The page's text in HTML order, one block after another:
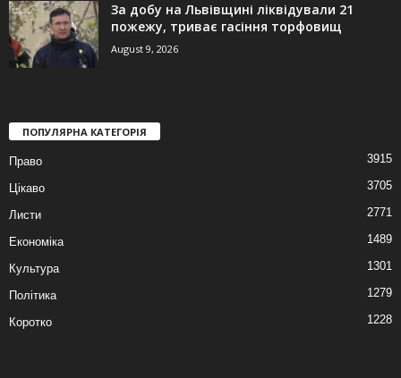
За добу на Львівщині ліквідували 21
пожежу, триває гасіння торфовищ
August 9, 2026
ПОПУЛЯРНА КАТЕГОРІЯ
Право 3915
Цікаво 3705
Листи 2771
Економіка 1489
Культура 1301
Політика 1279
Коротко 1228